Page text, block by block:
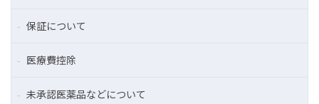
保証について
医療費控除
未承認医薬品などについて